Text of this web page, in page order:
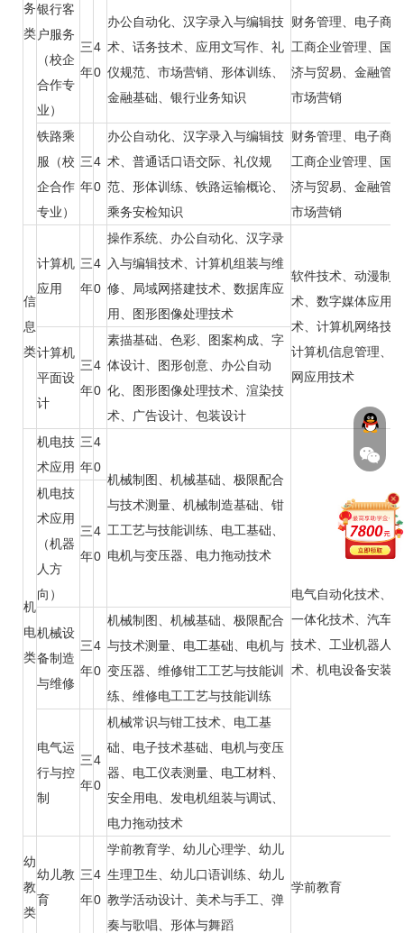
务
类
银行客
户服务
（校企
合作专
业）
三
年
4
0
办公自动化、汉字录入与编辑技
术、话务技术、应用文写作、礼
仪规范、市场营销、形体训练、
金融基础、银行业务知识
财务管理、电子商
工商企业管理、国
济与贸易、金融管
市场营销
铁路乘
服（校
企合作
专业）
三
年
4
0
办公自动化、汉字录入与编辑技
术、普通话口语交际、礼仪规
范、形体训练、铁路运输概论、
乘务安检知识
财务管理、电子商
工商企业管理、国
济与贸易、金融管
市场营销
信
息
类
计算机
应用
三
年
4
0
操作系统、办公自动化、汉字录
入与编辑技术、计算机组装与维
修、局域网搭建技术、数据库应
用、图形图像处理技术
软件技术、动漫制
术、数字媒体应用技
术、计算机网络技
计算机信息管理、
网应用技术
计算机
平面设
计
三
年
4
0
素描基础、色彩、图案构成、字
体设计、图形创意、办公自动
化、图形图像处理技术、渲染技
术、广告设计、包装设计
机
电
类
机电技
术应用
三
年
4
0
机械制图、机械基础、极限配合
与技术测量、机械制造基础、钳
工工艺与技能训练、电工基础、
电机与变压器、电力拖动技术
电气自动化技术、
一体化技术、汽车
技术、工业机器人技
术、机电设备安装
机电技
术应用
（机器
人方
向）
三
年
4
0
机械设
备制造
与维修
三
年
4
0
机械制图、机械基础、极限配合
与技术测量、电工基础、电机与
变压器、维修钳工工艺与技能训
练、维修电工工艺与技能训练
电气运
行与控
制
三
年
4
0
机械常识与钳工技术、电工基
础、电子技术基础、电机与变压
器、电工仪表测量、电工材料、
安全用电、发电机组装与调试、
电力拖动技术
幼
教
类
幼儿教
育
三
年
4
0
学前教育学、幼儿心理学、幼儿
生理卫生、幼儿口语训练、幼儿
教学活动设计、美术与手工、弹
奏与歌唱、形体与舞蹈
学前教育